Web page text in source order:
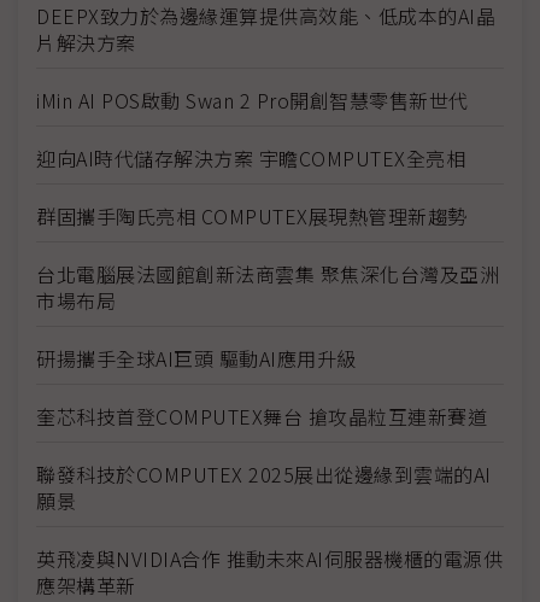
DEEPX致力於為邊緣運算提供高效能、低成本的AI晶
片解決方案
iMin AI POS啟動 Swan 2 Pro開創智慧零售新世代
迎向AI時代儲存解決方案 宇瞻COMPUTEX全亮相
群固攜手陶氏亮相 COMPUTEX展現熱管理新趨勢
台北電腦展法國館創新法商雲集 聚焦深化台灣及亞洲
市場布局
研揚攜手全球AI巨頭 驅動AI應用升級
奎芯科技首登COMPUTEX舞台 搶攻晶粒互連新賽道
聯發科技於COMPUTEX 2025展出從邊緣到雲端的AI
願景
英飛凌與NVIDIA合作 推動未來AI伺服器機櫃的電源供
應架構革新